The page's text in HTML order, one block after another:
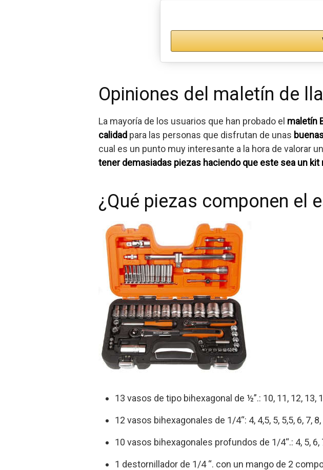
Opiniones del maletín de
La mayoría de los usuarios que han probado el maletín
calidad para las personas que disfrutan de unas
cual es un punto muy interesante a la hora de valorar
tener demasiadas piezas haciendo que este sea un kit
¿Qué piezas componen el
13 vasos de tipo bihexagonal de ½”.: 10, 11, 12, 13,
12 vasos bihexagonales de 1/4“: 4, 4,5, 5, 5,5, 6, 7,
10 vasos bihexagonales profundos de 1/4“.: 4, 5, 6,
1 destornillador de 1/4 “. con un mango de 2